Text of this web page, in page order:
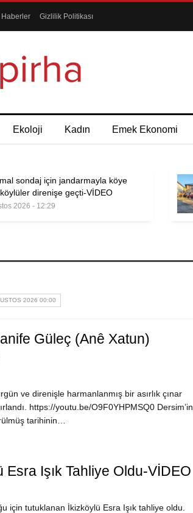
Haberler Gizlilik Politikası
Ekoloji Kadın Emek Ekonomi
sondaj için jandarmayla köye
direnişe geçti-VİDEO
2026 - 12:29
2026 00:00
Güleç (Anê Xatun)
ve direnişle harmanlanmış bir asırlık çınar
https://youtu.be/O9F0YHPMSQ0 Dersim’in
tarihinin…
Işık Tahliye Oldu-VİDEO
için tutuklanan İkizköylü Esra Işık tahliye oldu.